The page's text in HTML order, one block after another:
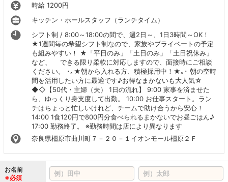
時給 1200円
キッチン・ホールスタッフ（ランチタイム）
シフト制 / 8:00～18:00の間で、週2日～、1日3時間～OK！
★1週間毎の希望シフト制なので、家族やプライベートの予定
も組みやすい！ ★「平日のみ」「土日のみ」「土日祝休み」
など、 できる限り柔軟に対応しますので、面接時にご相談
ください。 ･｡★朝から入れる方、積極採用中！★｡･ 朝の空時
間を活用したい方に最適です♪お得なまかないも大人気☆
◆◇【50代・主婦（夫） 1日の流れ】 9:00 家事を済ませた
ら、ゆっくり身支度して出勤。 10:00 お仕事スタート。ラン
チはちょっと忙しいけれど、チームで助け合うから安心！
14:00 1食120円で800円分食べられるまかないでお昼ごはん♪
17:00 勤務終了。 ※勤務時間は店により異なります
奈良県橿原市曲川町７－２０－１イオンモール橿原２Ｆ
お名前
※必須